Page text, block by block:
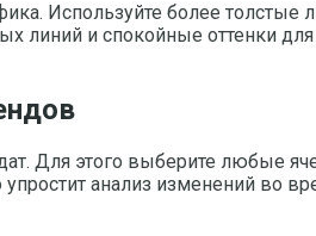
Используйте более
линий и спокойные оттенки
Для этого выберите любые
анализ изменений во